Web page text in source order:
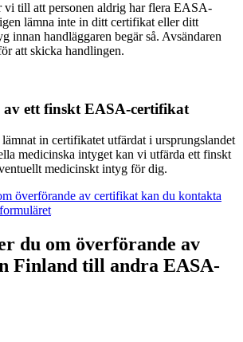
vi till att personen aldrig har flera EASA-
lämna inte in ditt certifikat eller ditt
innan handläggaren begär så. Avsändaren
att skicka handlingen.
ett finskt EASA-certifikat
in certifikatet utfärdat i ursprungslandet
medicinska intyget kan vi utfärda ett finskt
medicinskt intyg för dig.
överförande av certifikat kan du kontakta
du om överförande av
Finland till andra EASA-